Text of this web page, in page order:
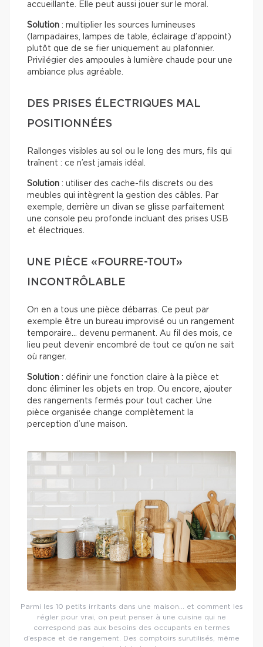
accueillante. Elle peut aussi jouer sur le moral.
Solution : multiplier les sources lumineuses
(lampadaires, lampes de table, éclairage d’appoint)
plutôt que de se fier uniquement au plafonnier.
Privilégier des ampoules à lumière chaude pour une
ambiance plus agréable.
DES PRISES ÉLECTRIQUES MAL
POSITIONNÉES
Rallonges visibles au sol ou le long des murs, fils qui
traînent : ce n’est jamais idéal.
Solution : utiliser des cache-fils discrets ou des
meubles qui intègrent la gestion des câbles. Par
exemple, derrière un divan se glisse parfaitement
une console peu profonde incluant des prises USB
et électriques.
UNE PIÈCE «FOURRE-TOUT»
INCONTRÔLABLE
On en a tous une pièce débarras. Ce peut par
exemple être un bureau improvisé ou un rangement
temporaire… devenu permanent. Au fil des mois, ce
lieu peut devenir encombré de tout ce qu’on ne sait
où ranger.
Solution : définir une fonction claire à la pièce et
donc éliminer les objets en trop. Ou encore, ajouter
des rangements fermés pour tout cacher. Une
pièce organisée change complètement la
perception d’une maison.
Parmi les 10 petits irritants dans une maison… et comment les
régler pour vrai, on peut penser à une cuisine qui ne
correspond pas aux besoins des occupants en termes
d’espace et de rangement. Des comptoirs surutilisés, même